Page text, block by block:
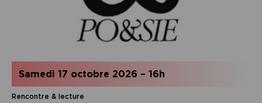
samedi 17 octobre 2026 – 16h
Rencontre & lecture